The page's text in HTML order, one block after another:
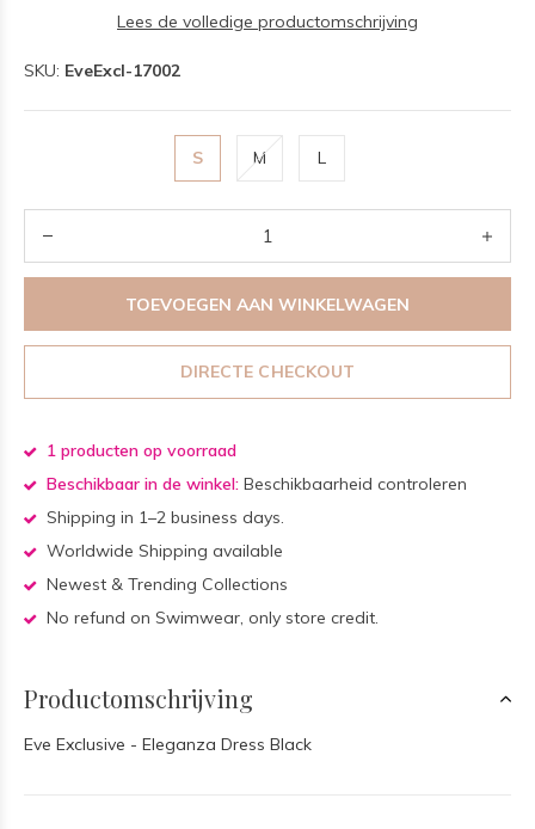
Lees de volledige productomschrijving
SKU: EveExcl-17002
S M L
TOEVOEGEN AAN WINKELWAGEN
DIRECTE CHECKOUT
1 producten op voorraad
Beschikbaar in de winkel: Beschikbaarheid controleren
Shipping in 1–2 business days.
Worldwide Shipping available
Newest & Trending Collections
No refund on Swimwear, only store credit.
Productomschrijving
Eve Exclusive - Eleganza Dress Black